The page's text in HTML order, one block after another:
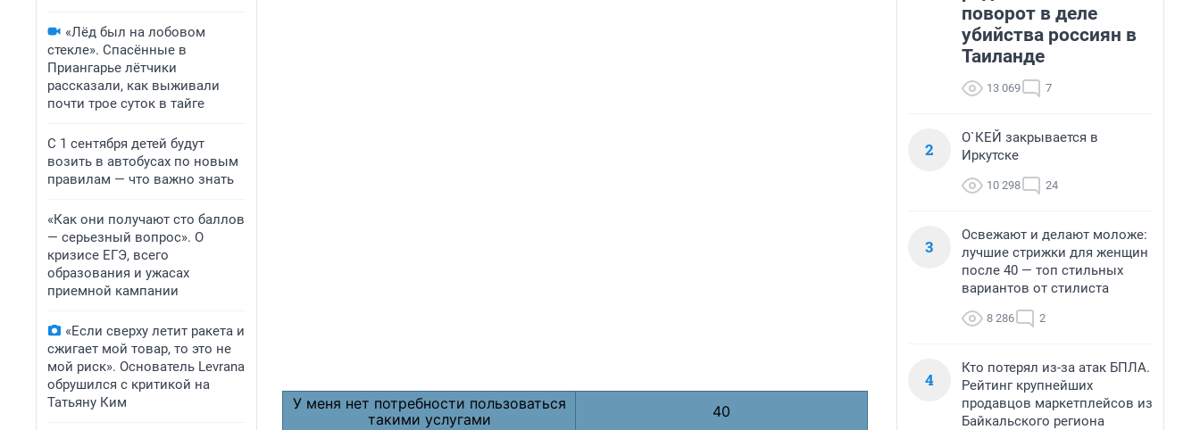
«Лёд был на лобовом
стекле». Спасённые в
Приангарье лётчики
рассказали, как выживали
почти трое суток в тайге
С 1 сентября детей будут
возить в автобусах по новым
правилам — что важно знать
«Как они получают сто баллов
— серьезный вопрос». О
кризисе ЕГЭ, всего
образования и ужасах
приемной кампании
«Если сверху летит ракета и
сжигает мой товар, то это не
мой риск». Основатель Levrana
обрушился с критикой на
Татьяну Ким
У меня нет потребности пользоваться
такими услугами
40
поворот в деле
убийства россиян в
Таиланде
13 069 7
2
О`КЕЙ закрывается в
Иркутске
10 298 24
3
Освежают и делают моложе:
лучшие стрижки для женщин
после 40 — топ стильных
вариантов от стилиста
8 286 2
4
Кто потерял из-за атак БПЛА.
Рейтинг крупнейших
продавцов маркетплейсов из
Байкальского региона